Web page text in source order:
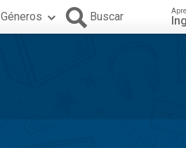
Géneros Buscar